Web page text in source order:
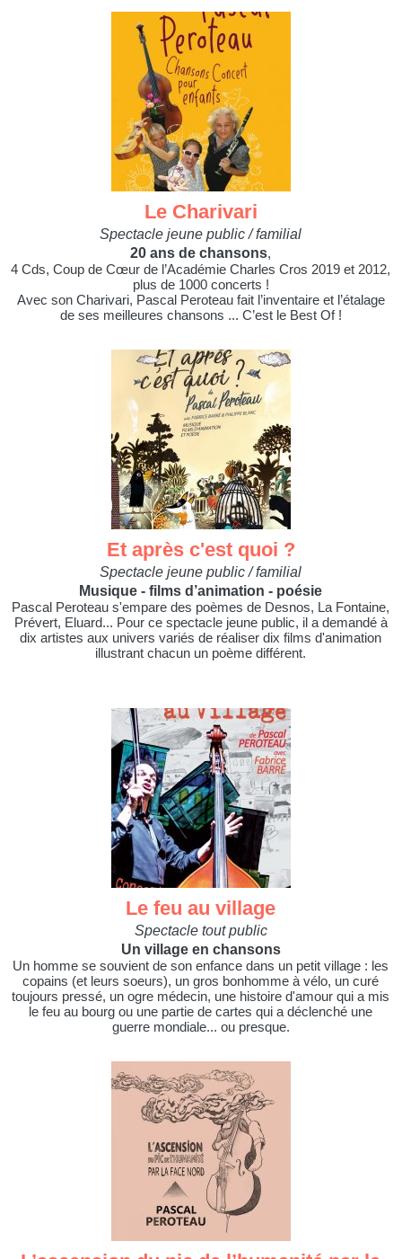
Le Charivari
Spectacle jeune public / familial
20 ans de chansons,
4 Cds, Coup de Cœur de l’Académie Charles Cros 2019 et 2012,
plus de 1000 concerts !
Avec son Charivari, Pascal Peroteau fait l’inventaire et l’étalage
de ses meilleures chansons ... C’est le Best Of !
Et après c'est quoi ?
Spectacle jeune public / familial
Musique - films d’animation - poésie
Pascal Peroteau s'empare des poèmes de Desnos, La Fontaine,
Prévert, Eluard... Pour ce spectacle jeune public, il a demandé à
dix artistes aux univers variés de réaliser dix films d'animation
illustrant chacun un poème différent.
Le feu au village
Spectacle tout public
Un village en chansons
Un homme se souvient de son enfance dans un petit village : les
copains (et leurs soeurs), un gros bonhomme à vélo, un curé
toujours pressé, un ogre médecin, une histoire d'amour qui a mis
le feu au bourg ou une partie de cartes qui a déclenché une
guerre mondiale... ou presque.